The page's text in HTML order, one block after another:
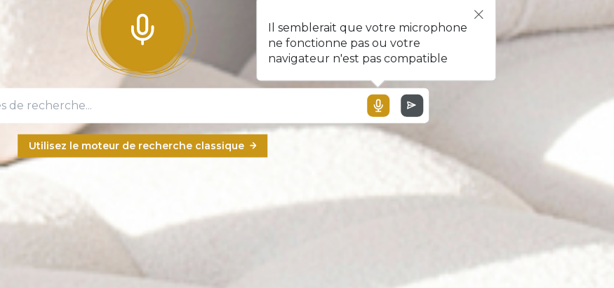
Il semblerait que votre microphone
ne fonctionne pas ou votre
navigateur n'est pas compatible
Utilisez le moteur de recherche classique